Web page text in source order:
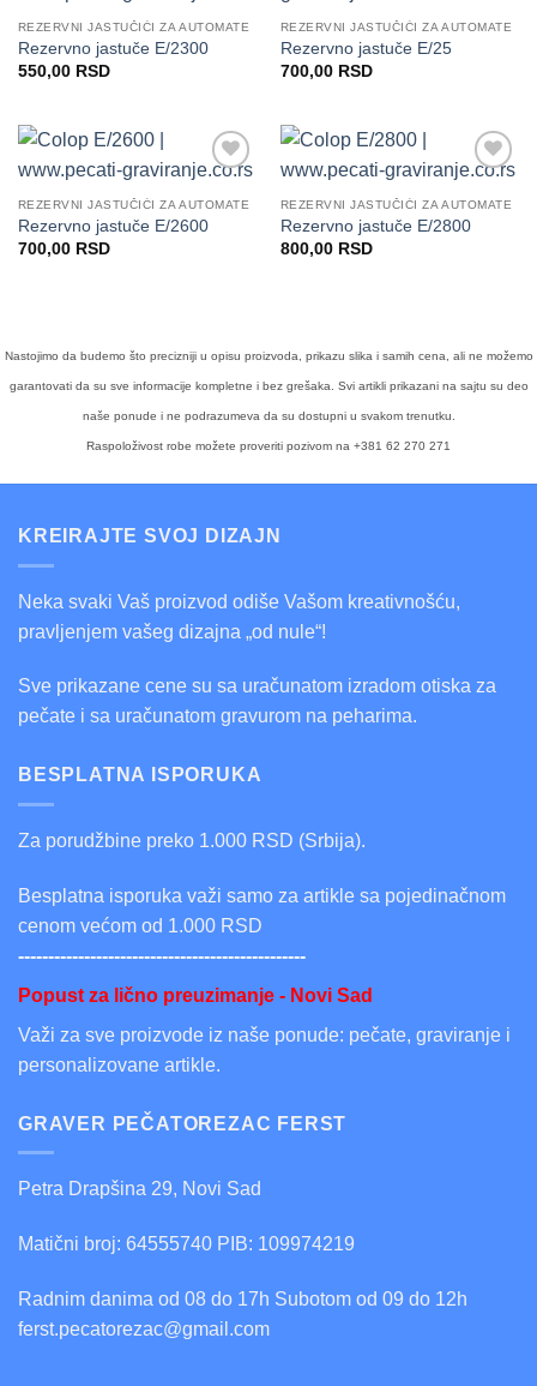
na
REZERVNI JASTUČIĆI ZA AUTOMATE
Rezervno jastuče E/2300
550,00 RSD
na
REZERVNI JASTUČIĆI ZA AUTOMATE
Rezervno jastuče E/25
700,00 RSD
na
REZERVNI JASTUČIĆI ZA AUTOMATE
Rezervno jastuče E/2600
700,00 RSD
na
REZERVNI JASTUČIĆI ZA AUTOMATE
Rezervno jastuče E/2800
800,00 RSD
Nastojimo da budemo što precizniji u opisu proizvoda, prikazu slika i samih cena, ali ne možemo
garantovati da su sve informacije kompletne i bez grešaka. Svi artikli prikazani na sajtu su deo
naše ponude i ne podrazumeva da su dostupni u svakom trenutku.
Raspoloživost robe možete proveriti pozivom na +381 62 270 271
KREIRAJTE SVOJ DIZAJN
Neka svaki Vaš proizvod odiše Vašom kreativnošću,
pravljenjem vašeg dizajna „od nule“!
Sve prikazane cene su sa uračunatom izradom otiska za
pečate i sa uračunatom gravurom na peharima.
BESPLATNA ISPORUKA
Za porudžbine preko 1.000 RSD (Srbija).
Besplatna isporuka važi samo za artikle sa pojedinačnom
cenom većom od 1.000 RSD
------------------------------------------------
Popust za lično preuzimanje - Novi Sad
Važi za sve proizvode iz naše ponude: pečate, graviranje i
personalizovane artikle.
GRAVER PEČATOREZAC FERST
Petra Drapšina 29, Novi Sad
Matični broj: 64555740 PIB: 109974219
Radnim danima od 08 do 17h Subotom od 09 do 12h
ferst.pecatorezac@gmail.com